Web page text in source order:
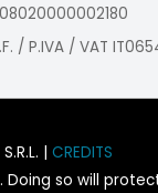
/ P.IVA / VAT
| CREDITS
so will